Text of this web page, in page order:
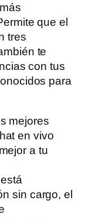
que el
tres
te
con tus
para
mejores
en vivo
a tu
sin cargo, el